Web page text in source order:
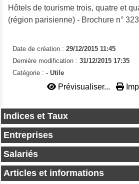
Indices et Taux
Entreprises
Salariés
Articles et informations
Hôtels de tourisme trois, quatre et
(région parisienne) - Brochure n°
Date de création : 29/12/2015 11:45
Dernière modification : 31/12/2015 17:35
Catégorie : - Utile
Prévisualiser...